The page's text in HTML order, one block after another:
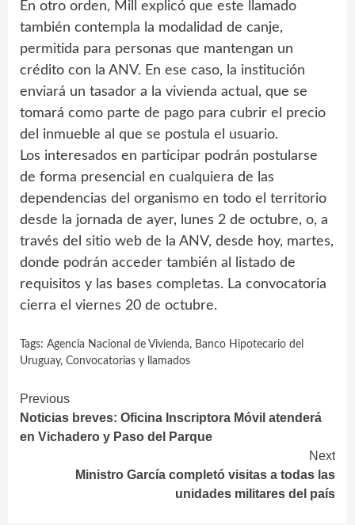
En otro orden, Mill explicó que este llamado
también contempla la modalidad de canje,
permitida para personas que mantengan un
crédito con la ANV. En ese caso, la institución
enviará un tasador a la vivienda actual, que se
tomará como parte de pago para cubrir el precio
del inmueble al que se postula el usuario.
Los interesados en participar podrán postularse
de forma presencial en cualquiera de las
dependencias del organismo en todo el territorio
desde la jornada de ayer, lunes 2 de octubre, o, a
través del sitio web de la ANV, desde hoy, martes,
donde podrán acceder también al listado de
requisitos y las bases completas. La convocatoria
cierra el viernes 20 de octubre.
Tags: Agencia Nacional de Vivienda, Banco Hipotecario del
Uruguay, Convocatorias y llamados
Continue
Reading
Previous
Noticias breves: Oficina Inscriptora Móvil atenderá
en Vichadero y Paso del Parque
Next
Ministro García completó visitas a todas las
unidades militares del país